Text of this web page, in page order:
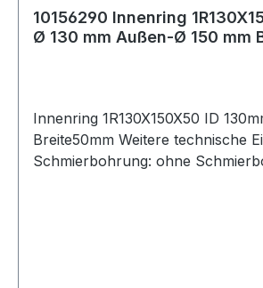
10156290 Innenring
Ø 130 mm Außen-Ø 150 mm
Innenring 1R130X150X50 ID
Breite50mm Weitere technische
Schmierbohrung: ohne